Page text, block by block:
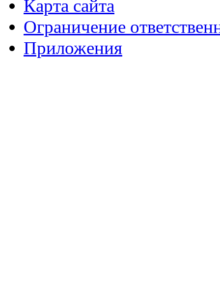
Карта сайта
Ограничение
Приложения